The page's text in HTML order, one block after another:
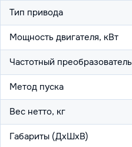
Тип привода
Мощность двигателя, кВт
Частотный преобразователь
Метод пуска
Вес нетто, кг
Габариты (ДхШхВ)